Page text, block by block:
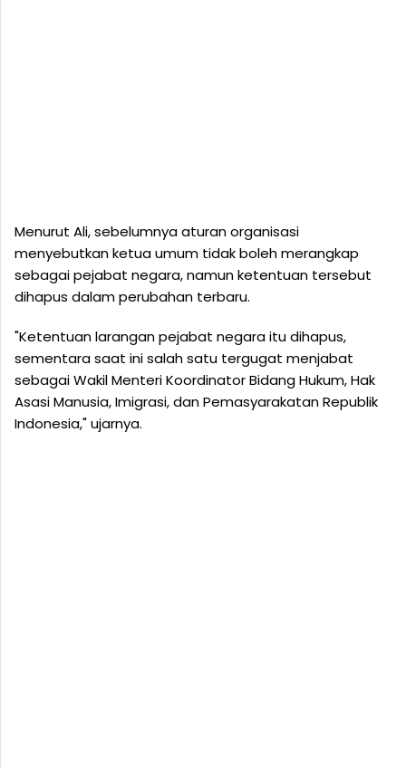
Menurut Ali, sebelumnya aturan organisasi
menyebutkan ketua umum tidak boleh merangkap
sebagai pejabat negara, namun ketentuan tersebut
dihapus dalam perubahan terbaru.
"Ketentuan larangan pejabat negara itu dihapus,
sementara saat ini salah satu tergugat menjabat
sebagai Wakil Menteri Koordinator Bidang Hukum, Hak
Asasi Manusia, Imigrasi, dan Pemasyarakatan Republik
Indonesia," ujarnya.